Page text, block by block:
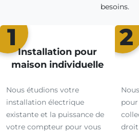
besoins.
1
Installation pour
maison individuelle
Nous étudions votre
installation électrique
existante et la puissance de
votre compteur pour vous
2
droit